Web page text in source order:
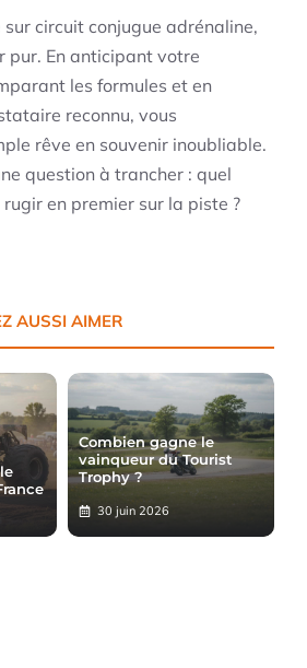
sur circuit conjugue adrénaline,
pur. En anticipant votre
les formules et en
reconnu, vous
rêve en souvenir inoubliable.
question à trancher : quel
en premier sur la piste ?
AUSSI AIMER
Combien gagne le
vainqueur du Tourist
Trophy ?
30 juin 2026